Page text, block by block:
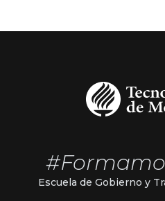
Escuela de Gobierno y